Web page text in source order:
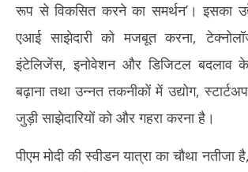
रूप से विकसित करने का समर्थन’। इसका
एआई साझेदारी को मजबूत करना,
इंटेलिजेंस, इनोवेशन और डिजिटल बदलाव के
बढ़ाना तथा उन्नत तकनीकों में उद्योग,
जुड़ी साझेदारियों को और गहरा करना है।
पीएम मोदी की स्वीडन यात्रा का चौथा नतीजा